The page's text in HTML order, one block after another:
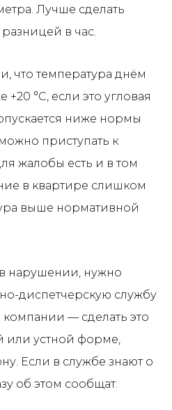
Лучше сделать
в час.
что температура днём
°C, если это угловая
ниже нормы
приступать к
жалобы есть и в том
в квартире слишком
выше нормативной
нарушении, нужно
диспетчерскую службу
— сделать это
устной форме,
Если в службе знают о
об этом сообщат.